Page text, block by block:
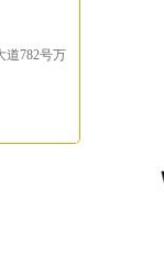
道782号万